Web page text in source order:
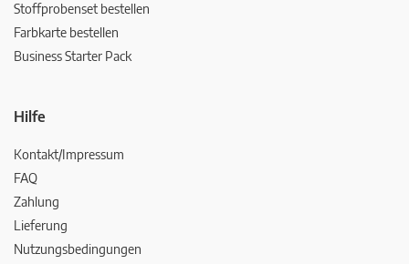
Stoffprobenset bestellen
Farbkarte bestellen
Business Starter Pack
Hilfe
Kontakt/Impressum
FAQ
Zahlung
Lieferung
Nutzungsbedingungen